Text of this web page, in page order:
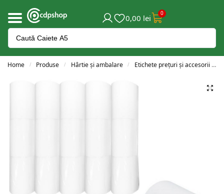
0,00 lei 0
Home / Produse / Hârtie și ambalare / Etichete prețuri și accesorii